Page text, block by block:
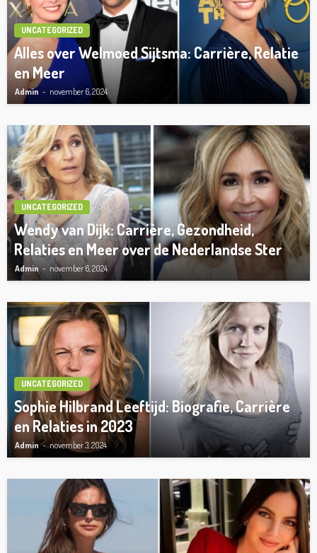
UNCATEGORIZED
Alles over Welmoed Sijtsma: Carrière, Relatie
en Meer
Admin november 6, 2024
UNCATEGORIZED
Wendy van Dijk: Carrière, Gezondheid,
Relaties en Meer over de Nederlandse Ster
Admin november 6, 2024
UNCATEGORIZED
Sophie Hilbrand Leeftijd: Biografie, Carrière
en Relaties in 2023
Admin november 3, 2024